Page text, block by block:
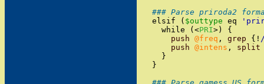
### Parse priroda2
elsif
( $outtype eq '
while
( <PRI> )
{
push @freq , grep { !
push @intens ,
split
}
}